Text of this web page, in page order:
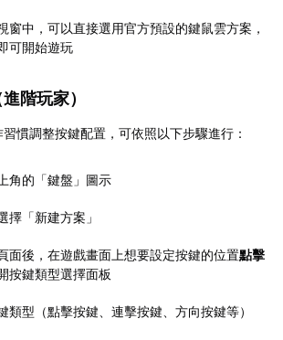
窗中，可以直接選用官方預設的鍵鼠雲方案，
可開始遊玩
階玩家）
慣調整按鍵配置，可依照以下步驟進行：
角的「鍵盤」圖示
擇「新建方案」
面後，在遊戲畫面上想要設定按鍵的位置點擊
按鍵類型選擇面板
類型（點擊按鍵、連擊按鍵、方向按鍵等）